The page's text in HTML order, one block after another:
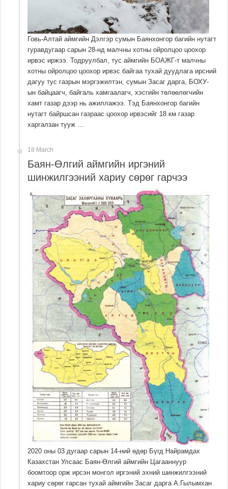
Говь-Алтай аймгийн Дэлгэр сумын Баянхонгор багийн нутагт
гуравдугаар сарын 28-нд малчны хотны ойролцоо цоохор
ирвэс иржээ. Тодруулбал, тус аймгийн БОАЖГ-т малчны
хотны ойролцоо цоохор ирвэс байгаа тухай дуудлага ирсний
дагуу тус газрын мэргэжилтэн, сумын Засаг дарга, БОХУ-
ын байцаагч, байгаль хамгаалагч, хэсгийн төлөөлөгчийн
хамт газар дээр нь ажиллажээ. Тэд Баянхонгор багийн
нутагт байршсан газраас цоохор ирвэсийг 18 км газар
харгалзан тууж …
18 March
Баян-Өлгий аймгийн иргэний
шинжилгээний хариу сөрөг гарчээ
2020 оны 03 дугаар сарын 14-ний өдөр Бүгд Найрамдах
Казахстан Улсаас Баян-Өлгий аймгийн Цагааннуур
боомтоор орж ирсэн монгол иргэний эхний шинжилгээний
хариу сөрөг гарсан тухай аймгийн Засаг дарга А.Гылымхан